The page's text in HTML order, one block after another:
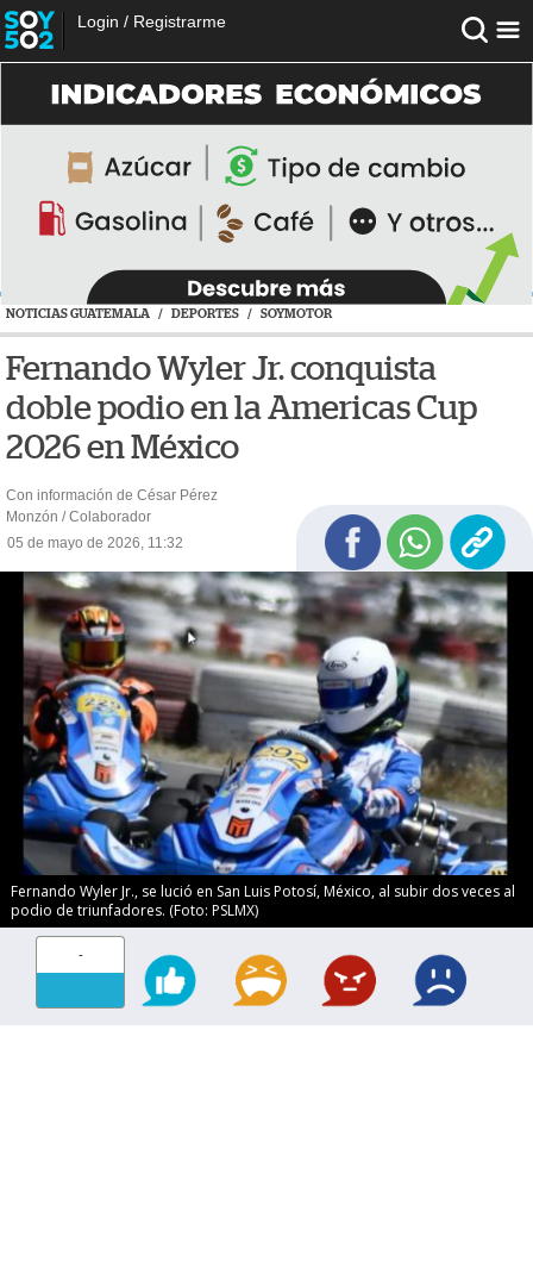
Login / Registrarme
NOTICIAS GUATEMALA / DEPORTES / SOYMOTOR
Fernando Wyler Jr. conquista
doble podio en la Americas Cup
2026 en México
Con información de César Pérez
Monzón / Colaborador
05 de mayo de 2026, 11:32
Fernando Wyler Jr., se lució en San Luis Potosí, México, al subir dos veces al
podio de triunfadores. (Foto: PSLMX)
-